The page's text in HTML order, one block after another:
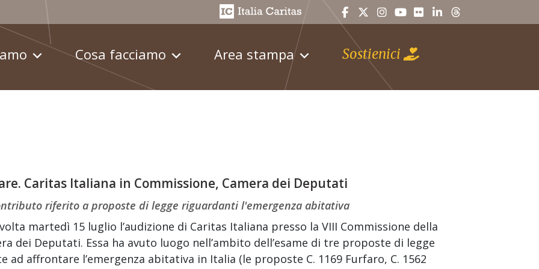
Cosa facciamo Area stampa Sostienici
Caritas Italiana in Commissione, Camera dei Deputati
riferito a proposte di legge riguardanti l'emergenza abitativa
martedì 15 luglio l’audizione di Caritas Italiana presso la VIII Commissione della
dei Deputati. Essa ha avuto luogo nell’ambito dell’esame di tre proposte di legge
ad affrontare l’emergenza abitativa in Italia (le proposte C. 1169 Furfaro, C. 1562